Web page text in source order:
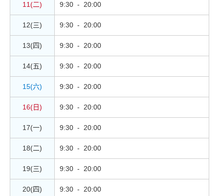
11(二) 9:30 - 20:00
12(三) 9:30 - 20:00
13(四) 9:30 - 20:00
14(五) 9:30 - 20:00
15(六) 9:30 - 20:00
16(日) 9:30 - 20:00
17(一) 9:30 - 20:00
18(二) 9:30 - 20:00
19(三) 9:30 - 20:00
20(四) 9:30 - 20:00